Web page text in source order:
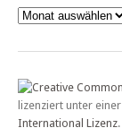
Archiv
lizenziert unter einer
International Lizenz.